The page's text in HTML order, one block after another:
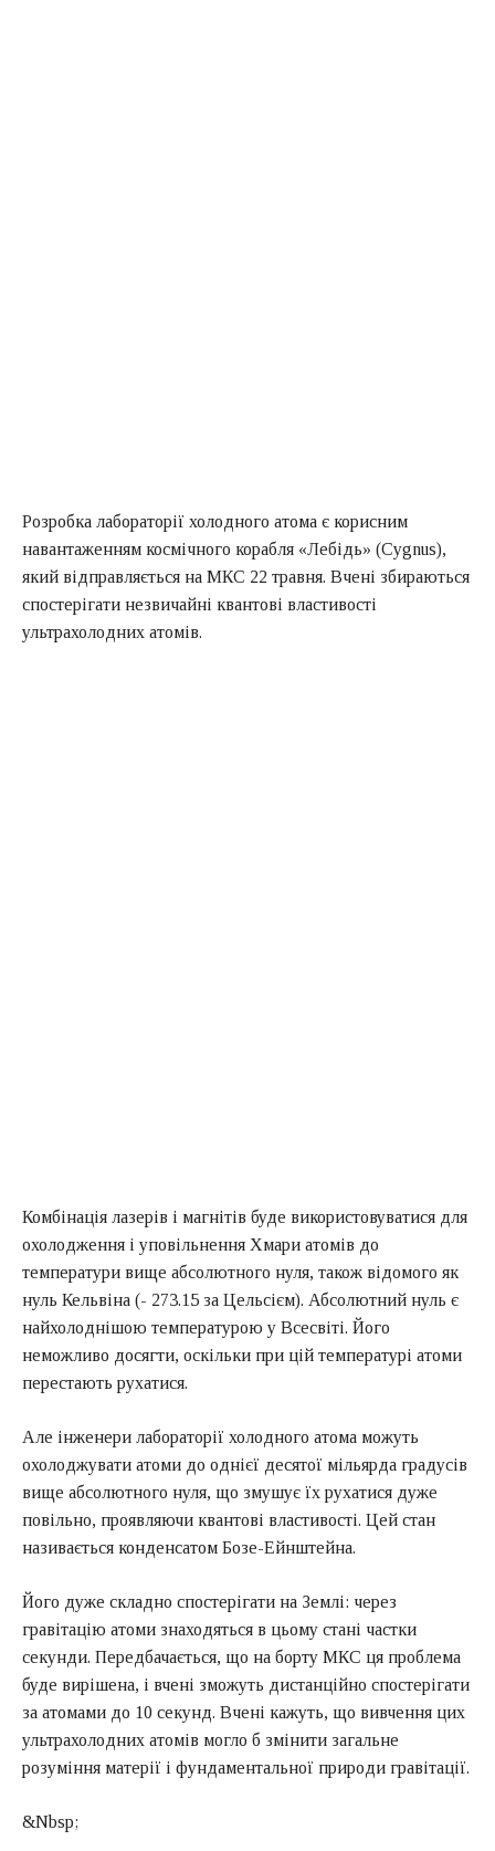
Розробка лабораторії холодного атома є корисним
навантаженням космічного корабля «Лебідь» (Cygnus),
який відправляється на МКС 22 травня. Вчені збираються
спостерігати незвичайні квантові властивості
ультрахолодних атомів.
Комбінація лазерів і магнітів буде використовуватися для
охолодження і уповільнення Хмари атомів до
температури вище абсолютного нуля, також відомого як
нуль Кельвіна (- 273.15 за Цельсієм). Абсолютний нуль є
найхолоднішою температурою у Всесвіті. Його
неможливо досягти, оскільки при цій температурі атоми
перестають рухатися.
Але інженери лабораторії холодного атома можуть
охолоджувати атоми до однієї десятої мільярда градусів
вище абсолютного нуля, що змушує їх рухатися дуже
повільно, проявляючи квантові властивості. Цей стан
називається конденсатом Бозе-Ейнштейна.
Його дуже складно спостерігати на Землі: через
гравітацію атоми знаходяться в цьому стані частки
секунди. Передбачається, що на борту МКС ця проблема
буде вирішена, і вчені зможуть дистанційно спостерігати
за атомами до 10 секунд. Вчені кажуть, що вивчення цих
ультрахолодних атомів могло б змінити загальне
розуміння матерії і фундаментальної природи гравітації.
&Nbsp;